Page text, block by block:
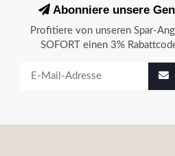
Abonniere unsere
Profitiere von unseren Spar-
SOFORT einen 3%